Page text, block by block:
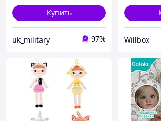
Купить
uk_military 97% Willbox